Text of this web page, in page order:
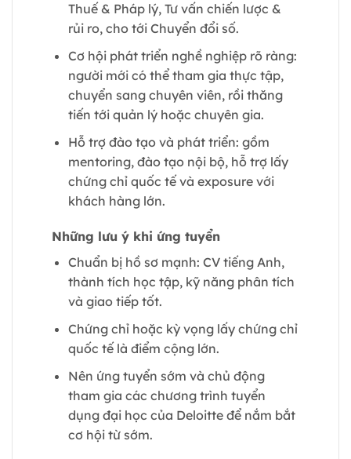
Thuế & Pháp lý, Tư vấn chiến lược &
rủi ro, cho tới Chuyển đổi số.
Cơ hội phát triển nghề nghiệp rõ ràng:
người mới có thể tham gia thực tập,
chuyển sang chuyên viên, rồi thăng
tiến tới quản lý hoặc chuyên gia.
Hỗ trợ đào tạo và phát triển: gồm
mentoring, đào tạo nội bộ, hỗ trợ lấy
chứng chỉ quốc tế và exposure với
khách hàng lớn.
Những lưu ý khi ứng tuyển
Chuẩn bị hồ sơ mạnh: CV tiếng Anh,
thành tích học tập, kỹ năng phân tích
và giao tiếp tốt.
Chứng chỉ hoặc kỳ vọng lấy chứng chỉ
quốc tế là điểm cộng lớn.
Nên ứng tuyển sớm và chủ động
tham gia các chương trình tuyển
dụng đại học của Deloitte để nắm bắt
cơ hội từ sớm.